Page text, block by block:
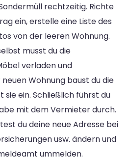
rechtzeitig. Richte
ein, erstelle eine Liste des
von der leeren Wohnung.
musst du die
verladen und
neuen Wohnung baust du die
sie ein. Schließlich führst du
mit dem Vermieter durch.
du deine neue Adresse bei
usw. ändern und
ummelden.